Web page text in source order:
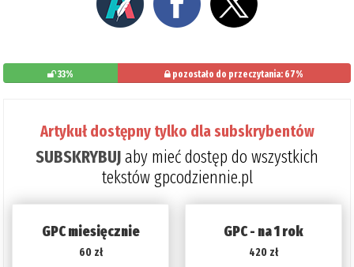
33% pozostało do przeczytania: 67%
Artykuł dostępny tylko dla subskrybentów
SUBSKRYBUJaby mieć dostęp do wszystkich
tekstów gpcodziennie.pl
GPC miesięcznie
60 zł
GPC - na 1 rok
420 zł